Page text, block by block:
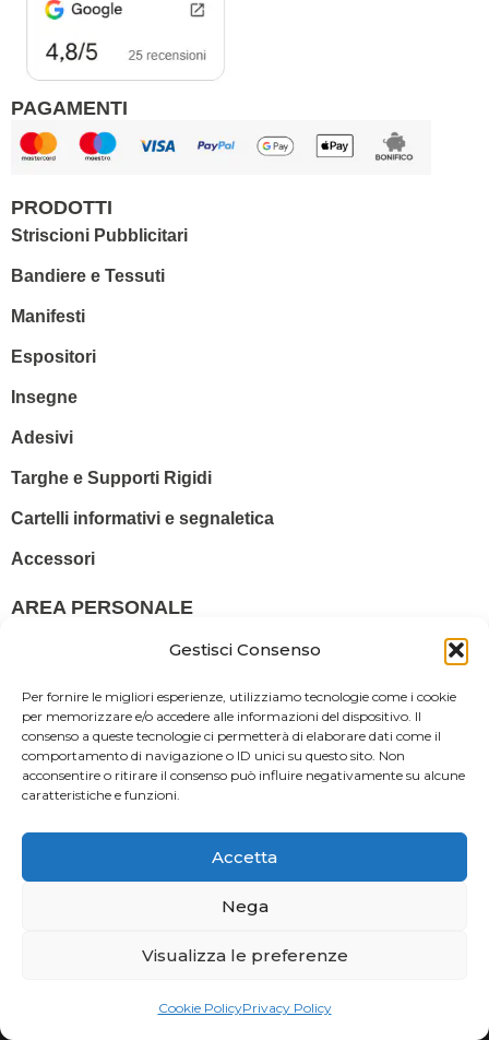
Gestisci Consenso
Per fornire le migliori esperienze, utilizziamo tecnologie come i cookie
per memorizzare e/o accedere alle informazioni del dispositivo. Il
consenso a queste tecnologie ci permetterà di elaborare dati come il
comportamento di navigazione o ID unici su questo sito. Non
acconsentire o ritirare il consenso può influire negativamente su alcune
caratteristiche e funzioni.
Accetta
Nega
Visualizza le preferenze
Cookie PolicyPrivacy Policy
PAGAMENTI
PRODOTTI
Striscioni Pubblicitari
Bandiere e Tessuti
Manifesti
Espositori
Insegne
Adesivi
Targhe e Supporti Rigidi
Cartelli informativi e segnaletica
Accessori
AREA PERSONALE
Spedizioni
Termini e condizioni
Privacy Policy
Cookie Policy
© 2025 Stampa più – Stampa più di Salvatore Sammito s.a.s – Sede
01470350883